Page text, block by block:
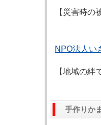
【災害時の
NPO法人い
【地域の絆
手作りか